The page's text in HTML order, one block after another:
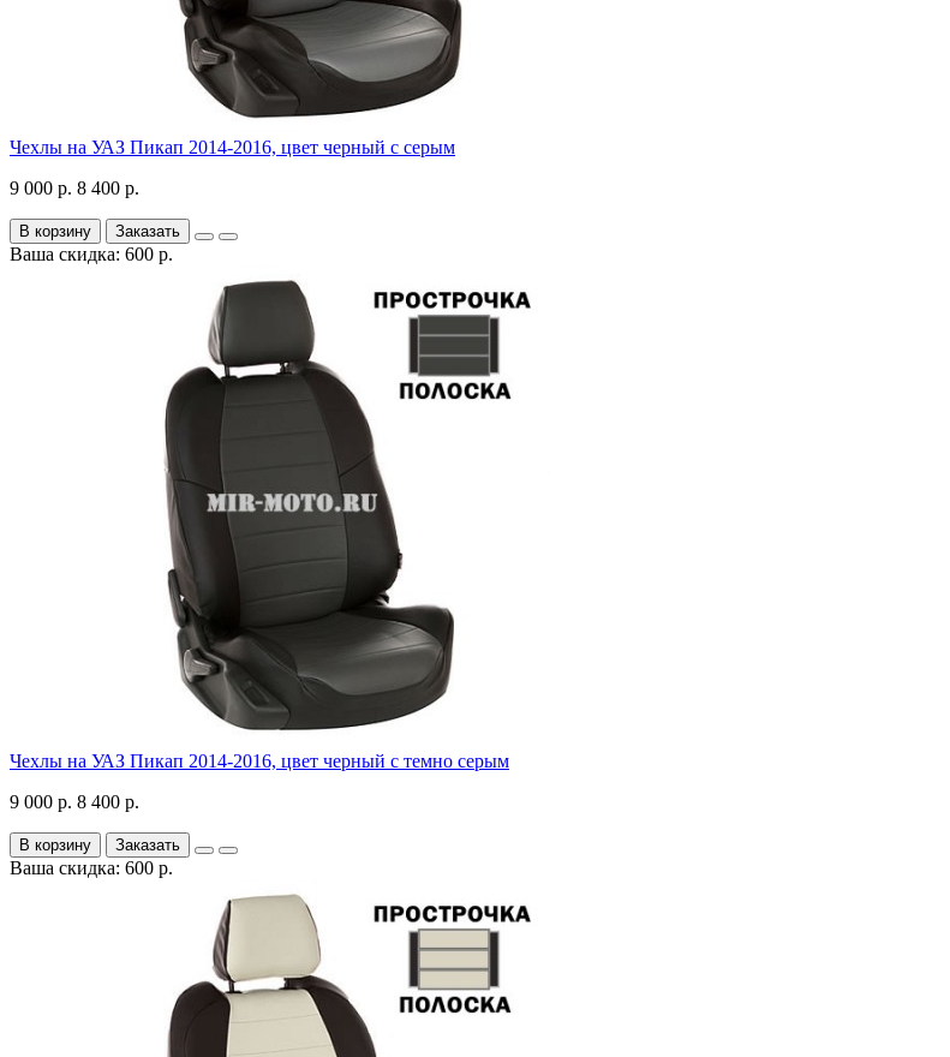
Чехлы на УАЗ Пикап 2014-2016, цвет черный с серым
9 000 р. 8 400 р.
В корзину Заказать
Ваша скидка: 600 р.
Чехлы на УАЗ Пикап 2014-2016, цвет черный с темно серым
9 000 р. 8 400 р.
В корзину Заказать
Ваша скидка: 600 р.